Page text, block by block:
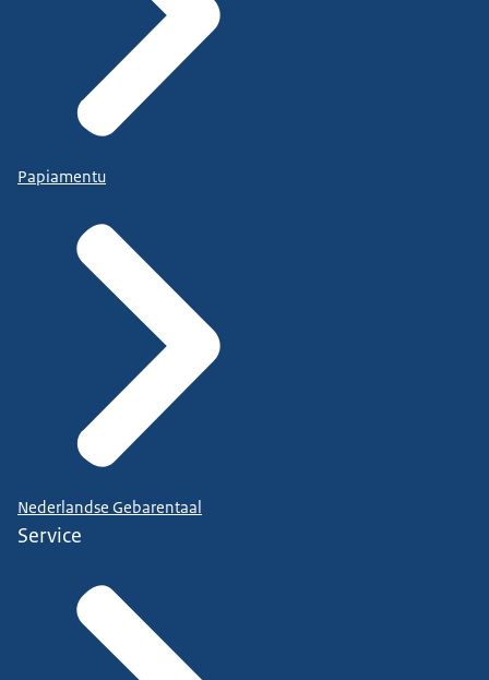
Papiamentu
Nederlandse Gebarentaal
Service